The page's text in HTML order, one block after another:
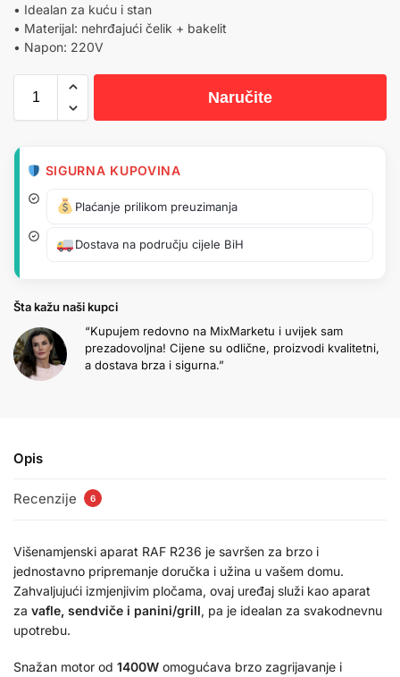
• Idealan za kuću i stan
• Materijal: nehrđajući čelik + bakelit
• Napon: 220V
Naručite
SIGURNA KUPOVINA
Plaćanje prilikom preuzimanja
Dostava na području cijele BiH
Šta kažu naši kupci
“Kupujem redovno na MixMarketu i uvijek sam
prezadovoljna! Cijene su odlične, proizvodi kvalitetni,
a dostava brza i sigurna.”
Opis
Recenzije 6
Višenamjenski aparat RAF R236 je savršen za brzo i
jednostavno pripremanje doručka i užina u vašem domu.
Zahvaljujući izmjenjivim pločama, ovaj uređaj služi kao aparat
za vafle, sendviče i panini/grill, pa je idealan za svakodnevnu
upotrebu.
Snažan motor od 1400W omogućava brzo zagrijavanje i